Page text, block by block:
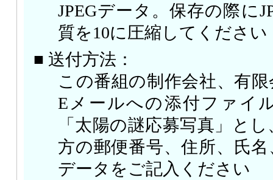
JPEGデータ。保存の際に
質を10に圧縮してください
■ 送付方法：
この番組の制作会社、有
Eメールへの添付ファイ
「太陽の謎応募写真」と
方の郵便番号、住所、氏
データをご記入ください